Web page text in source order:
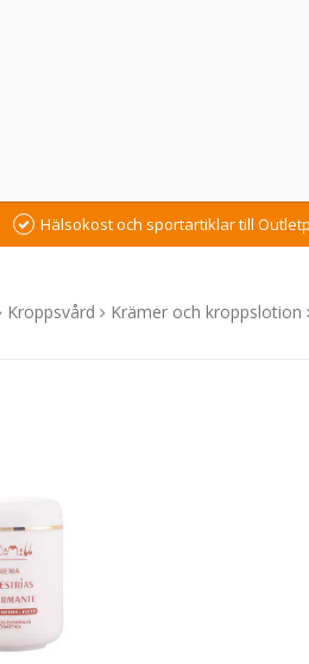
Hälsokost och sportartiklar till
Kroppsvård Krämer och kroppslotion